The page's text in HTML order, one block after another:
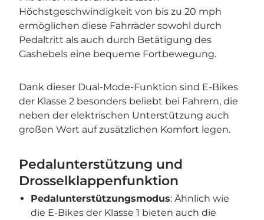
Höchstgeschwindigkeit von bis zu 20 mph
ermöglichen diese Fahrräder sowohl durch
Pedaltritt als auch durch Betätigung des
Gashebels eine bequeme Fortbewegung.
Dank dieser Dual-Mode-Funktion sind E-Bikes
der Klasse 2 besonders beliebt bei Fahrern, die
neben der elektrischen Unterstützung auch
großen Wert auf zusätzlichen Komfort legen.
Pedalunterstützung und
Drosselklappenfunktion
Pedalunterstützungsmodus: Ähnlich wie
die E-Bikes der Klasse 1 bieten auch die